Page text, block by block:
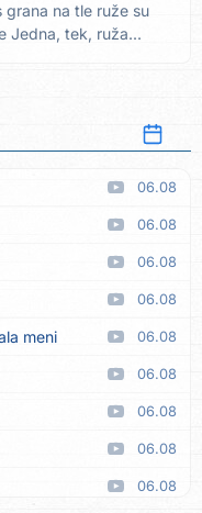
grana na tle ruže su
Jedna, tek, ruža...
06.08
06.08
06.08
06.08
meni 06.08
06.08
06.08
06.08
06.08